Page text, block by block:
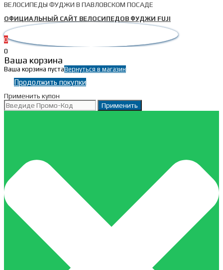
ВЕЛОСИПЕДЫ ФУДЖИ В ПАВЛОВСКОМ ПОСАДЕ
ОФИЦИАЛЬНЫЙ САЙТ ВЕЛОСИПЕДОВ ФУДЖИ FUJI
0
0
Ваша корзина
Ваша корзина пустаВернуться в магазин
Продолжить покупки
Применить купон
Применить